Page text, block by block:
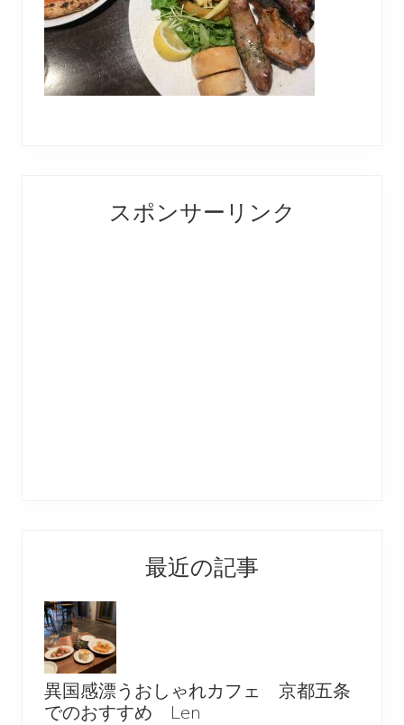
Interactions
Sidebarスポンサーリンク
最近の記事
異国感漂うおしゃれカフェ 京都五条
でのおすすめ Len